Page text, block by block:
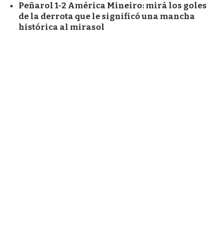
Peñarol 1-2 América Mineiro: mirá los goles
de la derrota que le significó una mancha
histórica al mirasol